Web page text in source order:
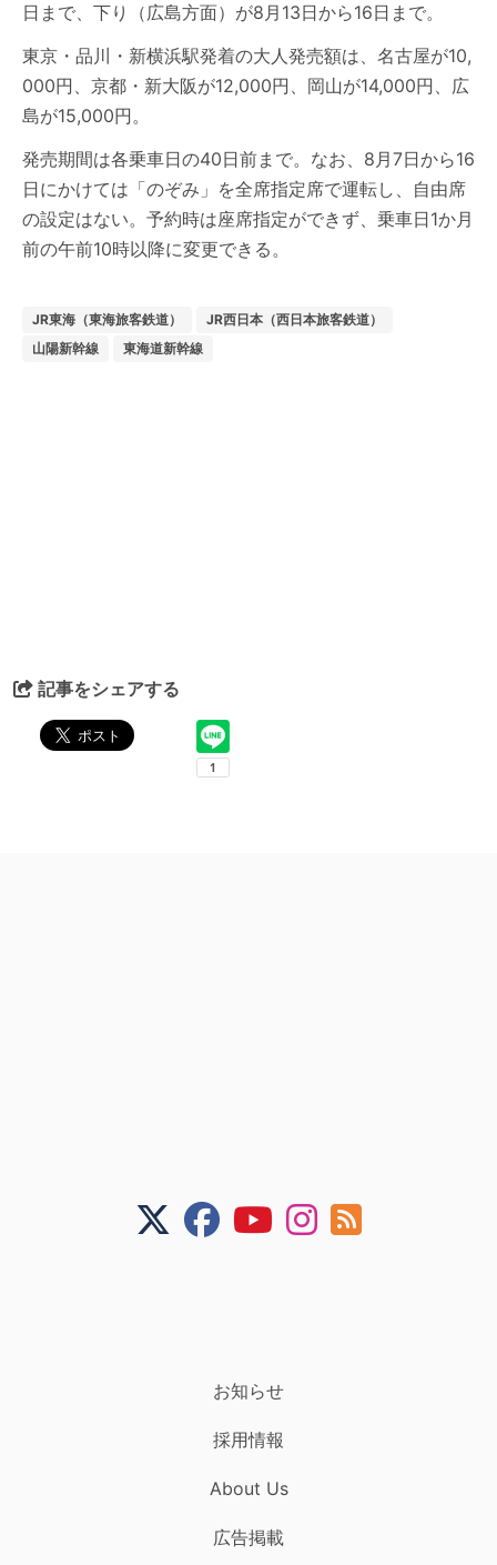
日まで、下り（広島方面）が8月13日から16日まで。
東京・品川・新横浜駅発着の大人発売額は、名古屋が10,
000円、京都・新大阪が12,000円、岡山が14,000円、広
島が15,000円。
発売期間は各乗車日の40日前まで。なお、8月7日から16
日にかけては「のぞみ」を全席指定席で運転し、自由席
の設定はない。予約時は座席指定ができず、乗車日1か月
前の午前10時以降に変更できる。
JR東海（東海旅客鉄道）
JR西日本（西日本旅客鉄道）
山陽新幹線
東海道新幹線
記事をシェアする
お知らせ
採用情報
About Us
広告掲載